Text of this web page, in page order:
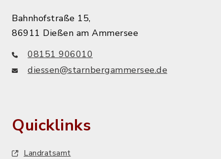
Bahnhofstraße 15,
86911 Dießen am Ammersee
08151 906010
diessen@starnbergammersee.de
Quicklinks
Landratsamt